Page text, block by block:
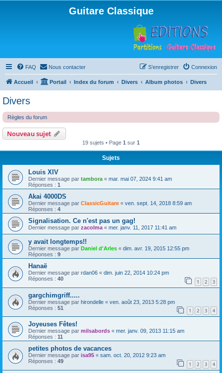
Guitare Classique
FAQ Nous contacter Connexion
S’enregistrer
Accueil Portail Index du forum Divers Album photos Divers
Divers
Règles du forum
Nouveau sujet
19 sujets • Page 1 sur 1
Sujets
Louis XIV
Dernier message par tambora « mar. mai 07, 2024 9:41 am
Réponses : 1
Akai 4000DS
Dernier message par ClassicGuitare « ven. sept. 14, 2018 8:59 am
Réponses : 4
Signalisation. Ce n'est pas un gag!
Dernier message par zacolma « mer. janv. 11, 2017 11:41 am
y avait longtemps!!
Dernier message par Daniel d'Arles « dim. avr. 19, 2015 12:55 pm
Réponses : 9
Hanaë
Dernier message par rdan06 « dim. juin 22, 2014 10:24 pm
Réponses : 40 1 2 3
gargchimgriff.....
Dernier message par hirondelle « ven. août 23, 2013 5:28 pm
Réponses : 51 1 2 3 4
Joyeuses Fêtes!
Dernier message par milsabords « mer. janv. 09, 2013 11:15 am
Réponses : 11
petites photos de vacances
Dernier message par isa95 « sam. oct. 20, 2012 9:23 am
Réponses : 49 1 2 3 4